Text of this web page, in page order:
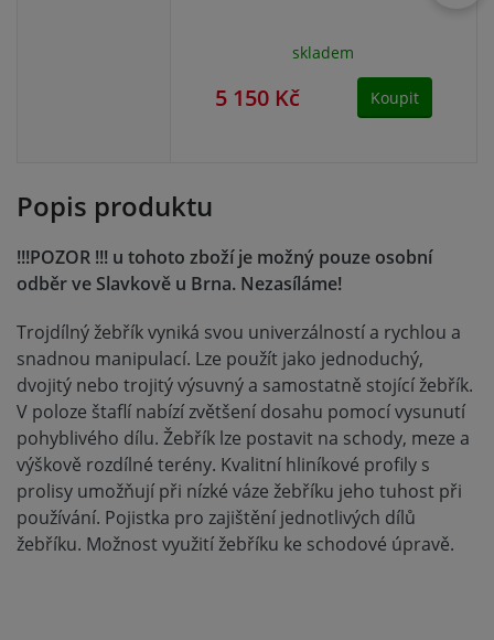
skladem
5 150 Kč Koupit
Popis produktu
!!!POZOR !!! u tohoto zboží je možný pouze osobní
odběr ve Slavkově u Brna. Nezasíláme!
Trojdílný žebřík vyniká svou univerzálností a rychlou a
snadnou manipulací. Lze použít jako jednoduchý,
dvojitý nebo trojitý výsuvný a samostatně stojící žebřík.
V poloze štaflí nabízí zvětšení dosahu pomocí vysunutí
pohyblivého dílu. Žebřík lze postavit na schody, meze a
výškově rozdílné terény. Kvalitní hliníkové profily s
prolisy umožňují při nízké váze žebříku jeho tuhost při
používání. Pojistka pro zajištění jednotlivých dílů
žebříku. Možnost využití žebříku ke schodové úpravě.